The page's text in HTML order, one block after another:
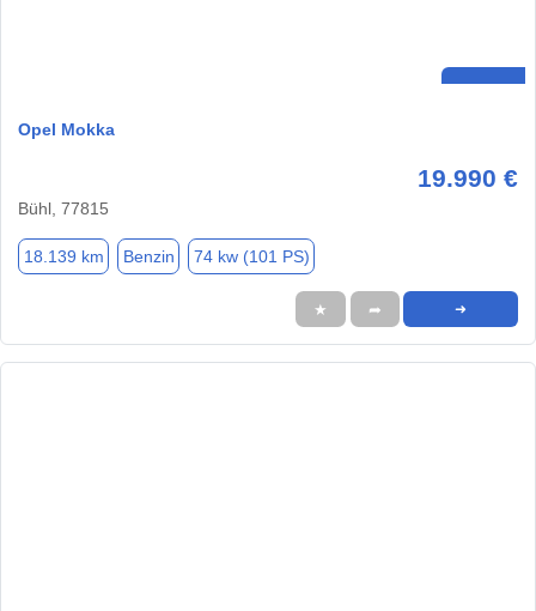
Opel Mokka
19.990 €
Bühl, 77815
18.139 km Benzin 74 kw (101 PS)
★ ➦ ➜